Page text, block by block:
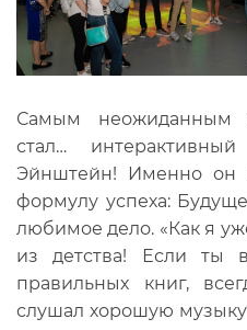
Самым неожиданным
стал…
Эйнштейн! Именно он
формулу успеха:
любимое дело. «Как я
из детства! Если ты
правильных книг,
слушал хорошую